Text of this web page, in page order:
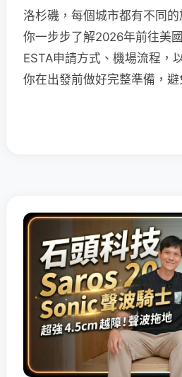
洛杉磯，每個城市都有不同
你一步步了解2026年前往美
ESTA申請方式、機場流程，
你在出發前做好完整準備，避